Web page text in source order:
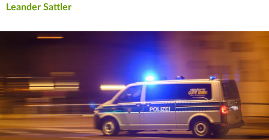
Leander Sattler